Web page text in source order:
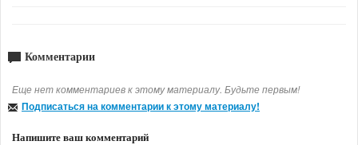
Комментарии
Еще нет комментариев к этому материалу. Будьте первым!
Подписаться на комментарии к этому материалу!
Напишите ваш комментарий